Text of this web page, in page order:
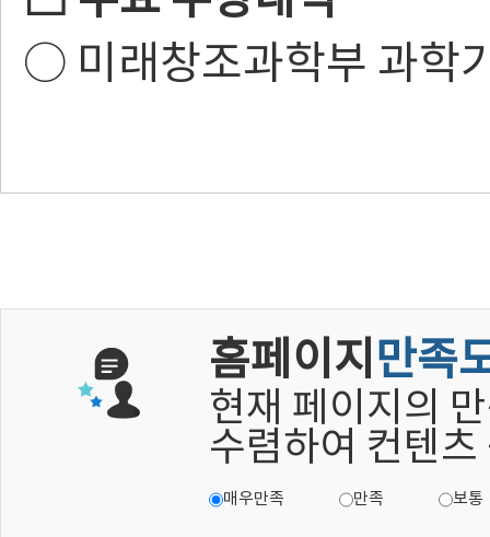
○ 미래창조과학부 과학
홈페이지 만족
현재 페이지의
수렴하여 컨텐
매우만족 만족 보통